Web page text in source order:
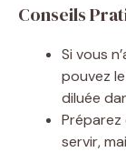
Conseils
Si vous
pouvez
diluée
servir,